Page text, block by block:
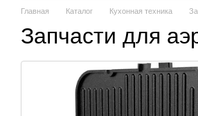
Главная Каталог Кухонная техника
Запчасти для